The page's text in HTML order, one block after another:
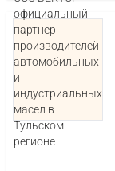
официальный
партнер
производителей
автомобильных
и
индустриальных
масел в
Тульском
регионе